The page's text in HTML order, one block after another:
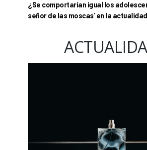
¿Se comportarían igual los
señor de las moscas’ en la